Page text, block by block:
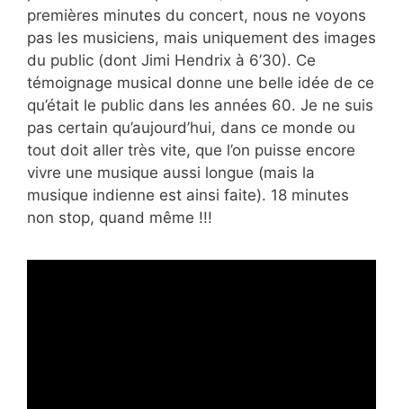
premières minutes du concert, nous ne voyons
pas les musiciens, mais uniquement des images
du public (dont Jimi Hendrix à 6’30). Ce
témoignage musical donne une belle idée de ce
qu’était le public dans les années 60. Je ne suis
pas certain qu’aujourd’hui, dans ce monde ou
tout doit aller très vite, que l’on puisse encore
vivre une musique aussi longue (mais la
musique indienne est ainsi faite). 18 minutes
non stop, quand même !!!